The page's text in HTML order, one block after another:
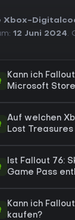
Xbox-
12 Juni 2024.
Kann ich
Microsoft
Auf welchen
Lost
Ist Fallout 76:
Game Pass
Kann ich
kaufen?